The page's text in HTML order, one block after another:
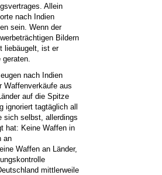
Allein
nach Indien
sein. Wenn der
Bildern
liebäugelt, ist er
geraten.
nach Indien
Waffenverkäufe aus
auf die Spitze
ignoriert tagtäglich all
sich selbst, allerdings
hat: Keine Waffen in
an
Waffen an Länder,
mittlerweile